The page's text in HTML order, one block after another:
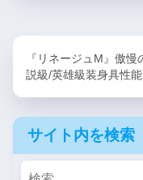
『リネージュM』傲
説級/英雄級装身具性
サイト内を検索